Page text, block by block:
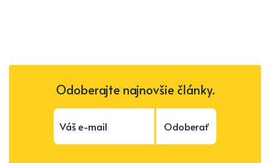
Odoberajte najnovšie články.
Odoberať